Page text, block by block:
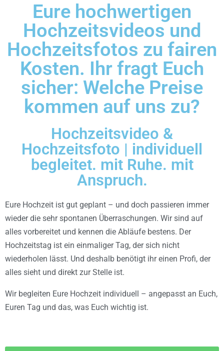
Eure hochwertigen
Hochzeitsvideos und
Hochzeitsfotos zu fairen
Kosten. Ihr fragt Euch
sicher: Welche Preise
kommen auf uns zu?
Hochzeitsvideo &
Hochzeitsfoto | individuell
begleitet. mit Ruhe. mit
Anspruch.
Eure Hochzeit ist gut geplant – und doch passieren immer
wieder die sehr spontanen Überraschungen. Wir sind auf
alles vorbereitet und kennen die Abläufe bestens. Der
Hochzeitstag ist ein einmaliger Tag, der sich nicht
wiederholen lässt. Und deshalb benötigt ihr einen Profi, der
alles sieht und direkt zur Stelle ist.
Wir begleiten Eure Hochzeit individuell – angepasst an Euch,
Euren Tag und das, was Euch wichtig ist.